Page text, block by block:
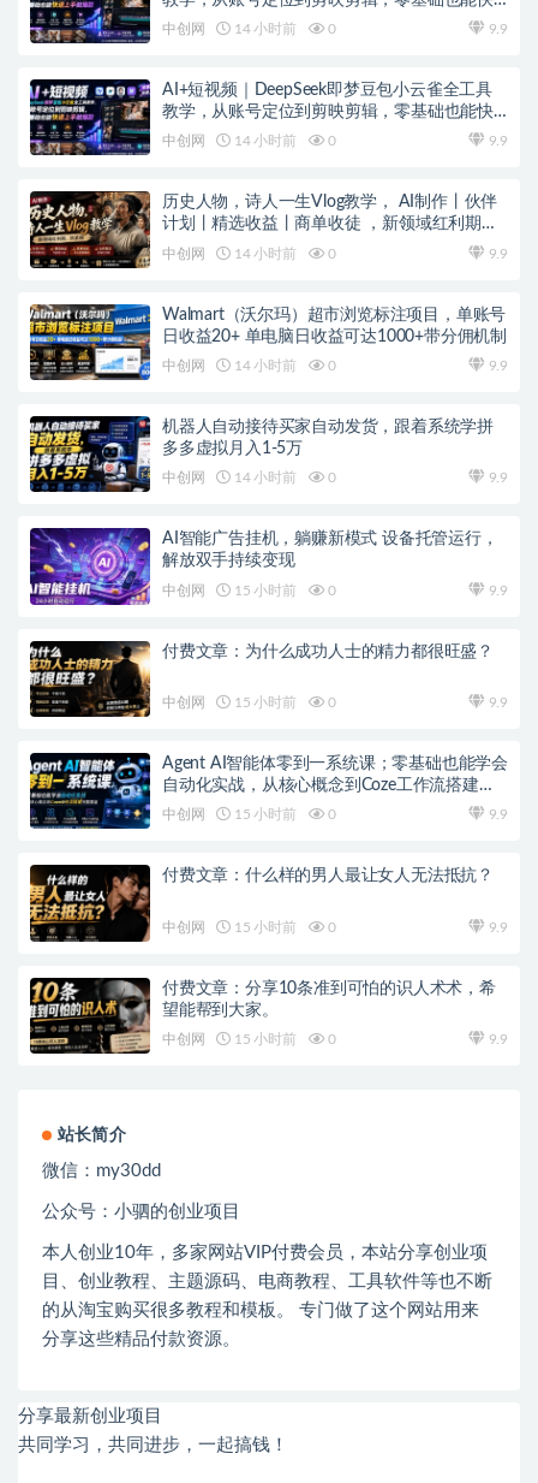
速上手做爆款
中创网 14 小时前 0 9.9
AI+短视频｜DeepSeek即梦豆包小云雀全工具
教学，从账号定位到剪映剪辑，零基础也能快
速上手做爆款
中创网 14 小时前 0 9.9
历史人物，诗人一生Vlog教学， AI制作丨伙伴
计划丨精选收益丨商单收徒 ，新领域红利期，
抓紧做
中创网 14 小时前 0 9.9
Walmart（沃尔玛）超市浏览标注项目，单账号
日收益20+ 单电脑日收益可达1000+带分佣机制
中创网 14 小时前 0 9.9
机器人自动接待买家自动发货，跟着系统学拼
多多虚拟月入1-5万
中创网 14 小时前 0 9.9
AI智能广告挂机，躺赚新模式 设备托管运行，
解放双手持续变现
中创网 15 小时前 0 9.9
付费文章：为什么成功人士的精力都很旺盛？
中创网 15 小时前 0 9.9
Agent AI智能体零到一系统课；零基础也能学会
自动化实战，从核心概念到Coze工作流搭建完
整覆盖
中创网 15 小时前 0 9.9
付费文章：什么样的男人最让女人无法抵抗？
中创网 15 小时前 0 9.9
付费文章：分享10条准到可怕的识人术术，希
望能帮到大家。
中创网 15 小时前 0 9.9
站长简介
微信： my30dd
公众号：小驷的创业项目
本人创业10年，多家网站VIP付费会员，本站分享创业项
目、创业教程、主题源码、电商教程、工具软件等也不断
的从淘宝购买很多教程和模板。 专门做了这个网站用来
分享这些精品付款资源。
分享最新创业项目
共同学习，共同进步，一起搞钱！